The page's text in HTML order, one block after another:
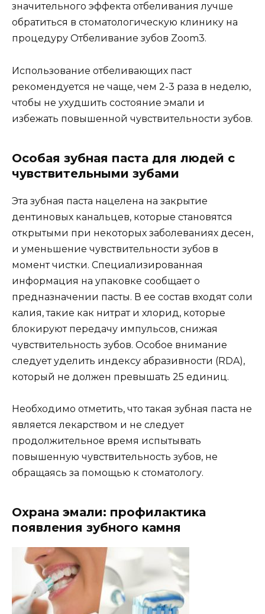
значительного эффекта отбеливания лучше
обратиться в стоматологическую клинику на
процедуру Отбеливание зубов Zoom3.
Использование отбеливающих паст
рекомендуется не чаще, чем 2-3 раза в неделю,
чтобы не ухудшить состояние эмали и
избежать повышенной чувствительности зубов.
Особая зубная паста для людей с
чувствительными зубами
Эта зубная паста нацелена на закрытие
дентиновых канальцев, которые становятся
открытыми при некоторых заболеваниях десен,
и уменьшение чувствительности зубов в
момент чистки. Специализированная
информация на упаковке сообщает о
предназначении пасты. В ее состав входят соли
калия, такие как нитрат и хлорид, которые
блокируют передачу импульсов, снижая
чувствительность зубов. Особое внимание
следует уделить индексу абразивности (RDA),
который не должен превышать 25 единиц.
Необходимо отметить, что такая зубная паста не
является лекарством и не следует
продолжительное время испытывать
повышенную чувствительность зубов, не
обращаясь за помощью к стоматологу.
Охрана эмали: профилактика
появления зубного камня